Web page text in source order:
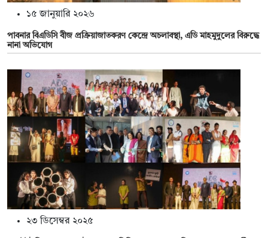
১৫ জানুয়ারি ২০২৬
পাবনার বিএডিসি বীজ প্রক্রিয়াজাতকরণ কেন্দ্রে অচলাবস্থা, এডি মাহমুদুলের বিরুদ্ধে
নানা অভিযোগ
২৩ ডিসেম্বর ২০২৫